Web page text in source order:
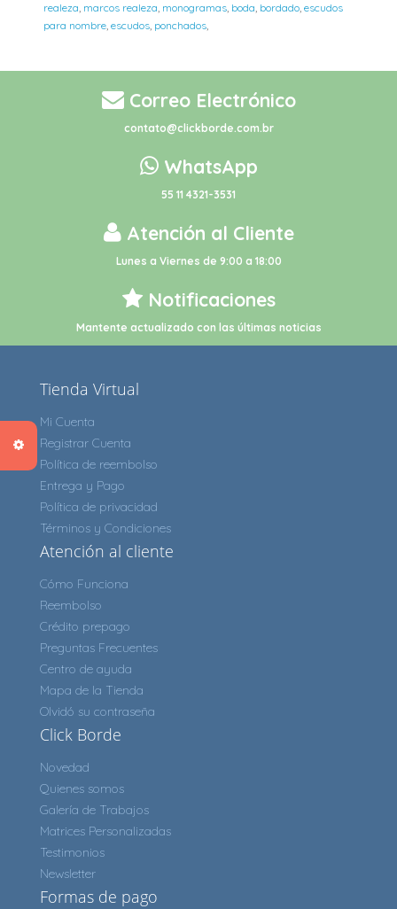
realeza, marcos realeza, monogramas, boda, bordado,escudos
para nombre,escudos, ponchados,
Correo Electrónico
contato@clickborde.com.br
WhatsApp
55 11 4321-3531
Atención al Cliente
Lunes a Viernes de 9:00 a 18:00
Notificaciones
Mantente actualizado con las últimas noticias
Tienda Virtual
Mi Cuenta
Registrar Cuenta
Política de reembolso
Entrega y Pago
Política de privacidad
Términos y Condiciones
Atención al cliente
Cómo Funciona
Reembolso
Crédito prepago
Preguntas Frecuentes
Centro de ayuda
Mapa de la Tienda
Olvidó su contraseña
Click Borde
Novedad
Quienes somos
Galería de Trabajos
Matrices Personalizadas
Testimonios
Newsletter
Formas de pago